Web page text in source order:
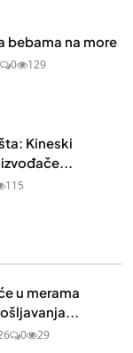
bebama na more
0 129
Kineski
115
u merama
0 29